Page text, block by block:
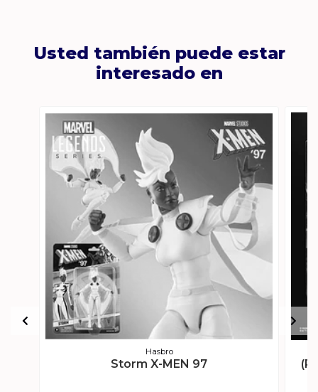
Usted también puede estar
interesado en
Hasbro
Storm X-MEN 97